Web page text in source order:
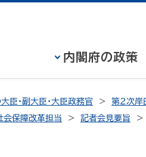
内閣府の政策
臣・副大臣・大臣政務官 第2次岸
会保障改革担当
記者会見要旨